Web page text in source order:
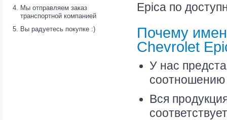
Мы отправляем заказ
транспортной компанией
Вы радуетесь покупке :)
Epica по
Почему
Chevrolet
У нас
соотношению
Вся